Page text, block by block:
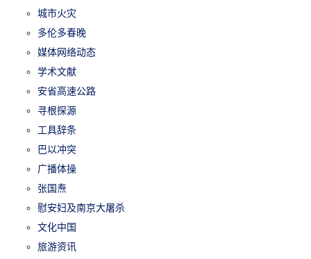
城市火灾
多伦多春晚
媒体网络动态
学术文献
安省高速公路
寻根探源
工具辞条
巴以冲突
广播体操
张国焘
慰安妇及南京大屠杀
文化中国
旅游资讯